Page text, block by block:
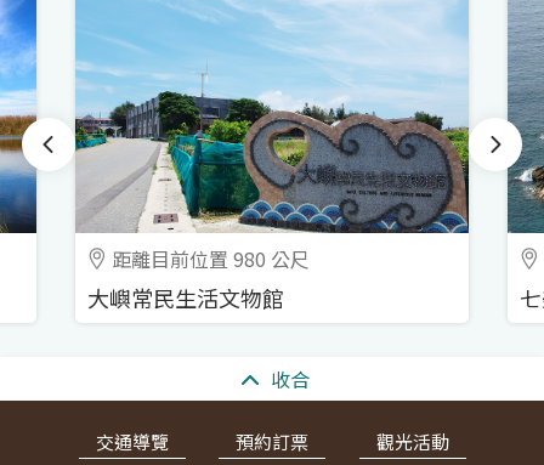
距離目前位置 980 公尺
大嶼常民生活文物館
收合
交通導覽 預約訂票 觀光活動